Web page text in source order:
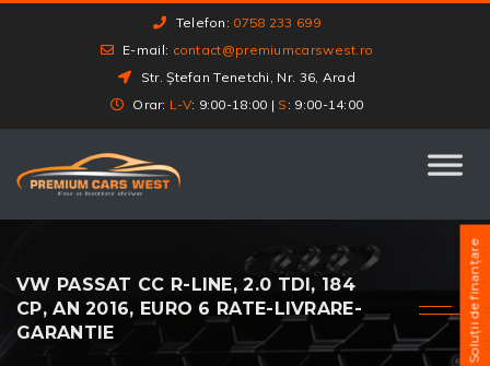
Telefon: 0758 233 699
E-mail: contact@premiumcarswest.ro
Str. Ștefan Tenetchi, Nr. 36, Arad
Orar: L-V: 9:00-18:00 | S : 9:00-14:00
VW PASSAT CC R-LINE, 2.0 TDI, 184
CP, AN 2016, EURO 6 RATE-LIVRARE-
GARANTIE
Soluții de finanțare